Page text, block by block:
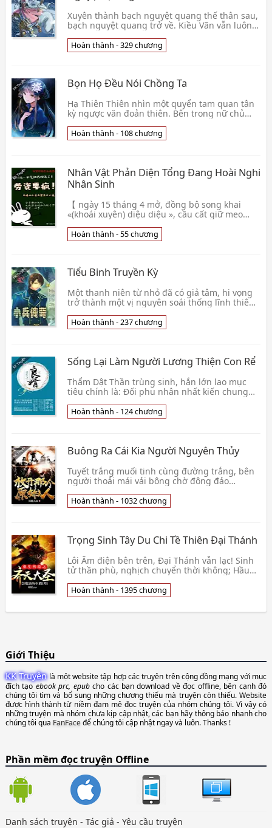
Xuyên thành bạch nguyệt quang thế thân sau,
bạch nguyệt quang trở về. Kiều Vãn vẫn luôn
muội M👦 Thử Ninh
Hoàn thành - 329 chương
Bọn Họ Đều Nói Chồng Ta
Hạ Thiên Thiên nhìn một quyển tam quan tân
kỳ ngược văn đoản thiên. Bên trong nữ chủ
nhân, thượng vị 👦 Túy Dữ
Hoàn thành - 108 chương
Nhân Vật Phản Diện Tổng Đang Hoài Nghi
Nhân Sinh
【 ngày 15 tháng 4 mở, đồng bộ song khai
«(khoái xuyên) diệu diệu », cầu cất giữ meo
sese, c👦 Bán Hạ Lương Lương
Hoàn thành - 55 chương
Tiểu Binh Truyền Kỳ
Một thanh niên từ nhỏ đã có giả tâm, hi vọng
trở thành một vị nguyên soái thống lĩnh thiên
nguyên soái 👦 Huyền Vũ
Hoàn thành - 237 chương
Sống Lại Làm Người Lương Thiện Con Rể
Thẩm Dật Thần trùng sinh, hắn lớn lao mục
tiêu chính là: Đối phu nhân nhất kiến chung
đúng, vì ph👦 Cầu Chi Bất Đắc
Hoàn thành - 124 chương
Buông Ra Cái Kia Người Nguyên Thủy
Tuyết trắng muối tinh cùng đường trắng, bên
người thoải mái vải bông chờ đông đảo
hữu kho hàng; mỹ👦 Trường Thối Đại Thúc
Hoàn thành - 1032 chương
Trọng Sinh Tây Du Chi Tề Thiên Đại Thánh
Lôi Âm điện bên trên, Đại Thánh vẫn lạc! Sinh
tử thần phù, nghịch chuyển thời không; Hầu
thiên thầ👦 Hội Ma Pháp Đích Tiểu Trư
Hoàn thành - 1395 chương
Giới Thiệu
KK Truyệnlà một website tập hợp các truyện trên cộng đồng mạng với mục
đích tạoebook prc, epubcho các bạn download về đọc offline, bên cạnh đó
chúng tôi tìm và bổ sung những chương thiếu mà truyện còn thiếu. Website
được hình thành từ niềm đam mê đọc truyện của nhóm chúng tôi. Vì vậy có
những truyện mà nhóm chưa kịp cập nhật, các bạn hãy thông báo nhanh cho
chúng tôi qua FanFaceđể chúng tôi cập nhật ngay và luôn. Thanks !
Phần mềm đọc truyện Offline
Danh sách truyện - Tác giả - Yêu cầu truyện